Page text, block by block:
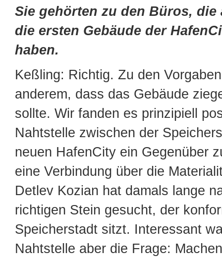
Sie gehörten zu den Büros, die
die ersten Gebäude der
haben.
Keßling: Richtig. Zu den
anderem, dass das Gebäude
sollte. Wir fanden es prinzipiell
Nahtstelle zwischen der
neuen HafenCity ein Gegenüber
eine Verbindung über die
Detlev Kozian hat damals lange
richtigen Stein gesucht, der
Speicherstadt sitzt. Interessant
Nahtstelle aber die Frage: